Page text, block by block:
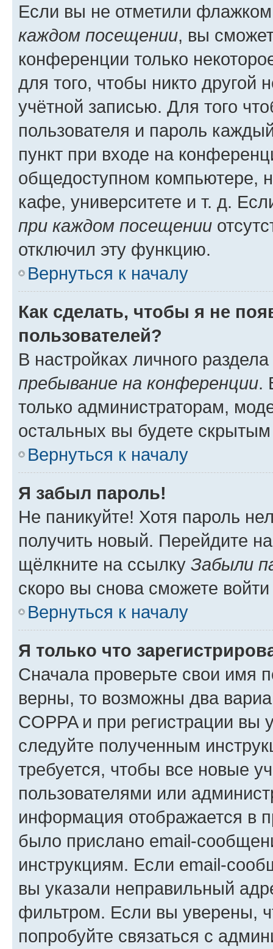
Если вы не отметили
каждом посещении, вы
конференции только
для того, чтобы никто другой
учётной записью. Для того
пользователя и пароль
пункт при входе на
общедоступном компьютере,
кафе, университете и т. д.
при каждом посещении
отключил эту функцию.
Вернуться к началу
Как сделать, чтобы я не
пользователей?
В настройках личного
пребывание на конференции.
только администраторам,
остальных вы будете
Вернуться к началу
Я забыл пароль!
Не паникуйте! Хотя пароль
получить новый. Перейдите
щёлкните на ссылку Забыли
скоро вы снова сможете
Вернуться к началу
Я только что
Сначала проверьте свои имя
верны, то возможны два
COPPA и при регистрации вы
следуйте полученным
требуется, чтобы все новые
пользователями или
информация отображается в
было прислано email-
инструкциям. Если email-
вы указали неправильный
фильтром. Если вы уверены,
попробуйте связаться с